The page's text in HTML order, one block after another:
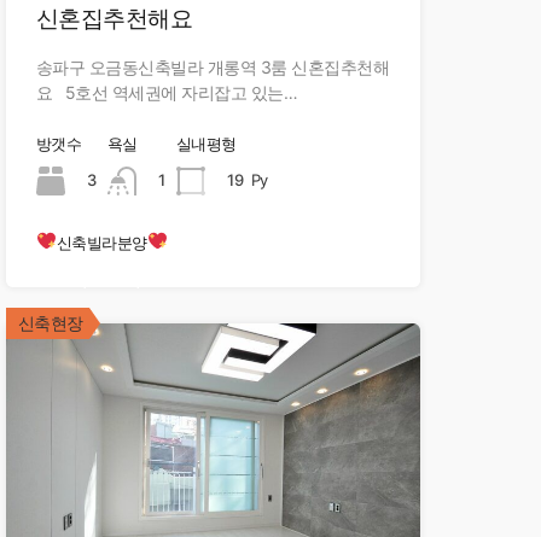
신혼집추천해요
송파구 오금동신축빌라 개롱역 3룸 신혼집추천해
요 5호선 역세권에 자리잡고 있는…
방갯수
3
욕실
1
실내평형
19 Py
신축빌라분양
신축현장